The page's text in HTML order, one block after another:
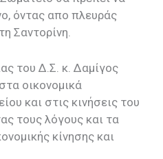
όντας απο πλευράς
Σαντορίνη.
του Δ.Σ. κ. Δαμίγος
οικονομικά
και στις κινήσεις του
τους λόγους και τα
κίνησης και